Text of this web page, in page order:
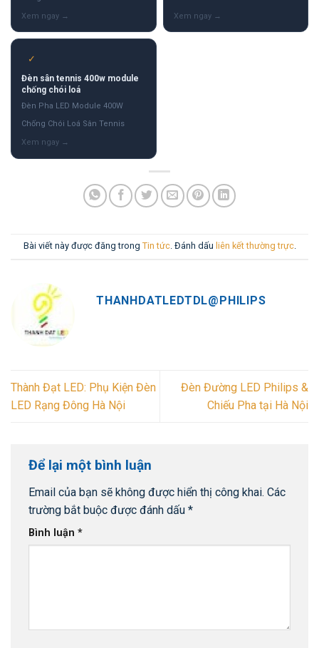
✓
Đèn sân tennis 400w module
chống chói loá
Đèn Pha LED Module 400W
Chống Chói Loá Sân Tennis
Bài viết này được đăng trong Tin tức. Đánh dấu liên kết thường trực.
THANHDATLEDTDL@PHILIPS
Thành Đạt LED: Phụ Kiện Đèn
LED Rạng Đông Hà Nội
Đèn Đường LED Philips &
Chiếu Pha tại Hà Nội
Để lại một bình luận
Email của bạn sẽ không được hiển thị công khai. Các
trường bắt buộc được đánh dấu *
Bình luận *